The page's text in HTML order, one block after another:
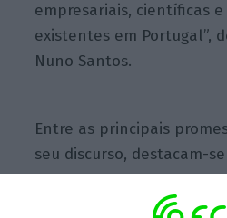
empresariais, científicas
existentes em Portugal”,
Nuno Santos.
Entre as principais
seu discurso, destacam-
Aumento do salário